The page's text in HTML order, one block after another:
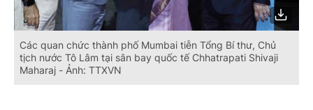
Các quan chức thành phố Mumbai tiễn Tổng Bí thư, Chủ
tịch nước Tô Lâm tại sân bay quốc tế Chhatrapati Shivaji
Maharaj - Ảnh: TTXVN